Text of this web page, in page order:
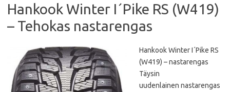
Hankook Winter I´Pike RS (W419)
– Tehokas nastarengas
Hankook Winter I´Pike RS
(W419) – nastarengas
Täysin
uudenlainen nastarengas